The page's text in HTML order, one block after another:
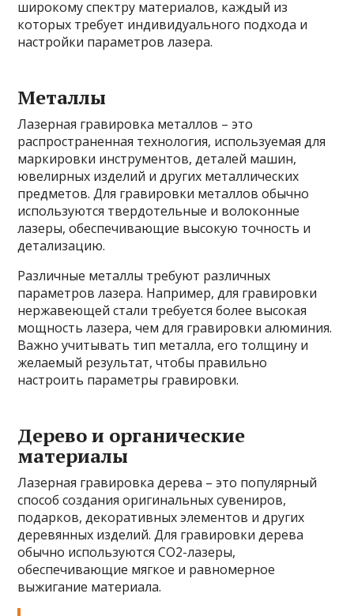
широкому спектру материалов, каждый из
которых требует индивидуального подхода и
настройки параметров лазера.
Металлы
Лазерная гравировка металлов – это
распространенная технология, используемая для
маркировки инструментов, деталей машин,
ювелирных изделий и других металлических
предметов. Для гравировки металлов обычно
используются твердотельные и волоконные
лазеры, обеспечивающие высокую точность и
детализацию.
Различные металлы требуют различных
параметров лазера. Например, для гравировки
нержавеющей стали требуется более высокая
мощность лазера, чем для гравировки алюминия.
Важно учитывать тип металла, его толщину и
желаемый результат, чтобы правильно
настроить параметры гравировки.
Дерево и органические
материалы
Лазерная гравировка дерева – это популярный
способ создания оригинальных сувениров,
подарков, декоративных элементов и других
деревянных изделий. Для гравировки дерева
обычно используются CO2-лазеры,
обеспечивающие мягкое и равномерное
выжигание материала.